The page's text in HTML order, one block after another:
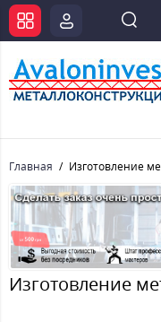
Главная Изготовление
Изготовление